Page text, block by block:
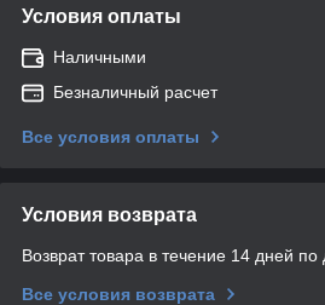
Условия оплаты
Наличными
Безналичный расчет
Все условия оплаты
Условия возврата
Возврат товара в течение 14 дней по
Все условия возврата